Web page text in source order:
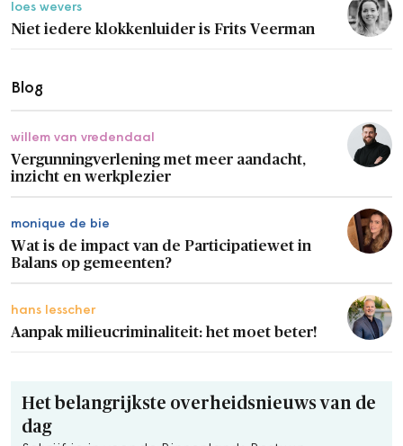
loes wevers
Niet iedere klokkenluider is Frits Veerman
Blog
willem van vredendaal
Vergunningverlening met meer aandacht,
inzicht en werkplezier
monique de bie
Wat is de impact van de Participatiewet in
Balans op gemeenten?
hans lesscher
Aanpak milieucriminaliteit: het moet beter!
Het belangrijkste overheidsnieuws van de
dag